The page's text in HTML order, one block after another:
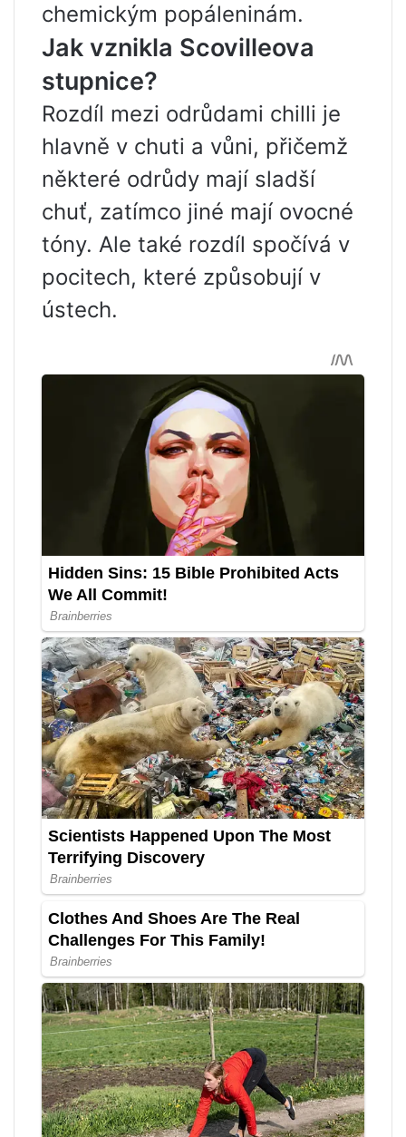
chemickým popáleninám.
Jak vznikla Scovilleova
stupnice?
Rozdíl mezi odrůdami chilli je
hlavně v chuti a vůni, přičemž
některé odrůdy mají sladší
chuť, zatímco jiné mají ovocné
tóny. Ale také rozdíl spočívá v
pocitech, které způsobují v
ústech.